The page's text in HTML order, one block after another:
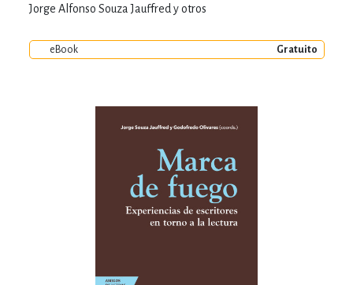
Jorge Alfonso Souza Jauffred y otros
eBook Gratuito